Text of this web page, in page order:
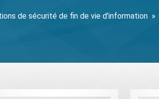
de sécurité de fin de vie d'information »